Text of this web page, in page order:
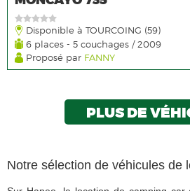
Disponible à TOURCOING (59)
6 places - 5 couchages / 2009
Proposé par FANNY
PLUS DE
Notre sélection de véhicules de